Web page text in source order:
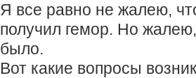
Я все равно не жалею,
получил гемор. Но
было.
Вот какие вопросы